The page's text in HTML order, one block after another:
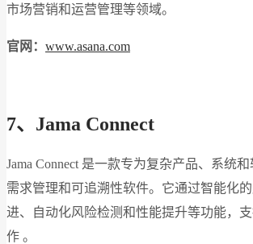
市场营销和运营管理等领域。
官网： www.asana.com
7、Jama Connect
Jama Connect 是一款专为复杂产品、系统
需求管理和可追溯性软件。它通过智能化
进、自动化风险检测和性能提升等功能，
作​ 。